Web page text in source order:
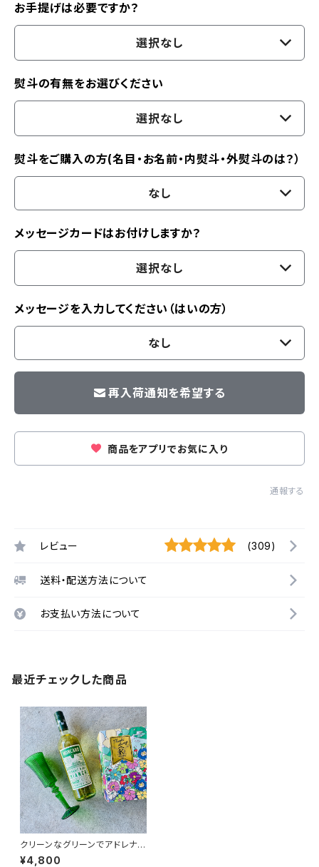
お手提げは必要ですか？
選択なし
熨斗の有無をお選びください
選択なし
熨斗をご購入の方(名目・お名前・内熨斗・外熨斗のは？）
なし
メッセージカードはお付けしますか？
選択なし
メッセージを入力してください（はいの方）
なし
再入荷通知を希望する
商品をアプリでお気に入り
通報する
レビュー (309)
送料・配送方法について
お支払い方法について
最近チェックした商品
クリーンなグリーンでアドレナリ
ン☆セット
¥4,800